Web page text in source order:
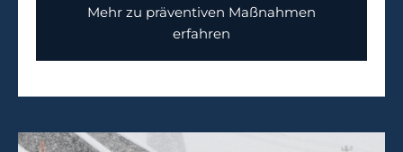
Mehr zu präventiven Maßnahmen
erfahren